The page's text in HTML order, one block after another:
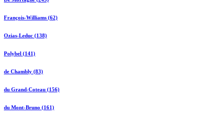
François-Williams (62)
Ozias-Leduc (138)
Polybel (141)
de Chambly (83)
du Grand-Coteau (156)
du Mont-Bruno (161)